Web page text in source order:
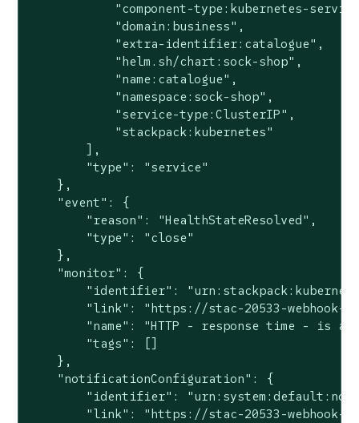
"component-type:kubernetes-
            "domain:business",
            "extra-identifier:catalogue",
            "helm.sh/chart:sock-shop",
            "name:catalogue",
            "namespace:sock-shop",
            "service-type:ClusterIP",
            "stackpack:kubernetes"
        ],
        "type": "service"
    },
    "event": {
        "reason": "HealthStateResolved",
        "type": "close"
    },
    "monitor": {
"identifier":
"link": "https://stac-20533-webhook-
"name": "HTTP - response time - is
        "tags": []
    },
    "notificationConfiguration": {
"identifier":
"link": "https://stac-20533-webhook-